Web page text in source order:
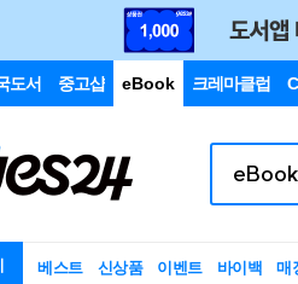
도서 중고샵 eBook 크레마클럽
베스트 신상품 이벤트 바이백 매